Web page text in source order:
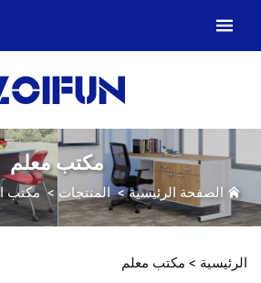
مكتب معلم
الصفحة الرئيسية>المنتجات>مكتب
الرئيسية > مكتب معلم